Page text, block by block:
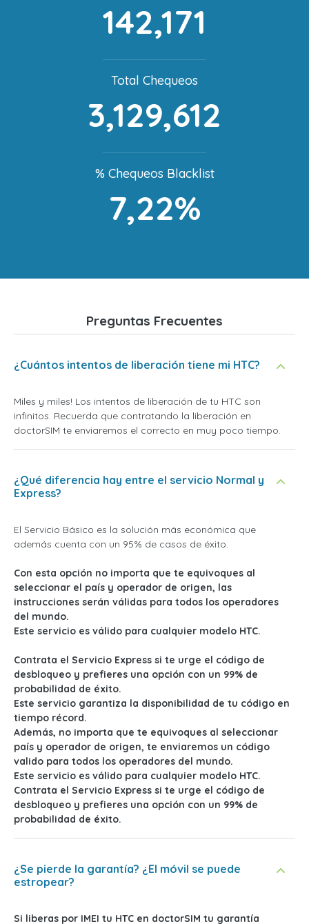
142,171
Total Chequeos
3,129,612
% Chequeos Blacklist
7,22%
Preguntas Frecuentes
¿Cuántos intentos de liberación tiene mi HTC?
Miles y miles! Los intentos de liberación de tu HTC son
infinitos. Recuerda que contratando la liberación en
doctorSIM te enviaremos el correcto en muy poco tiempo.
¿Qué diferencia hay entre el servicio Normal y
Express?
El Servicio Básico es la solución más económica que
además cuenta con un 95% de casos de éxito.
Con esta opción no importa que te equivoques al
seleccionar el país y operador de origen, las
instrucciones serán válidas para todos los operadores
del mundo.
Este servicio es válido para cualquier modelo HTC.
Contrata el Servicio Express si te urge el código de
desbloqueo y prefieres una opción con un 99% de
probabilidad de éxito.
Este servicio garantiza la disponibilidad de tu código en
tiempo récord.
Además, no importa que te equivoques al seleccionar
país y operador de origen, te enviaremos un código
valido para todos los operadores del mundo.
Este servicio es válido para cualquier modelo HTC.
Contrata el Servicio Express si te urge el código de
desbloqueo y prefieres una opción con un 99% de
probabilidad de éxito.
¿Se pierde la garantía? ¿El móvil se puede
estropear?
Si liberas por IMEI tu HTC en doctorSIM tu garantía